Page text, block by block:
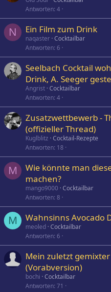
Antworten 4
N Ein Film zum Drink
naqaster Cocktailbar
Antworten 6
Seelbach Cocktail
Drink, A. Seeger
Angrist Cocktailbar
Antworten 4
Zusatzwettbewerb -
(offizieller Thread)
Kuglblitz Cocktail-Rezepte
Antworten 18
M
Wie könnte man
machen?
mango9000 Cocktailbar
Antworten 8
M Wahnsinns Avocado
meoled Cocktailbar
Antworten 6
Mein zuletzt
(Vorabversion)
bochi Cocktailbar
Antworten 71